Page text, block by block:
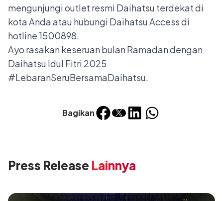
Bagikan
mengunjungi outlet resmi Daihatsu terdekat di
kota Anda atau hubungi Daihatsu Access di
hotline 1500898.
Ayo rasakan keseruan bulan Ramadan dengan
Daihatsu Idul Fitri 2025
#LebaranSeruBersamaDaihatsu.
Press Release Lainnya